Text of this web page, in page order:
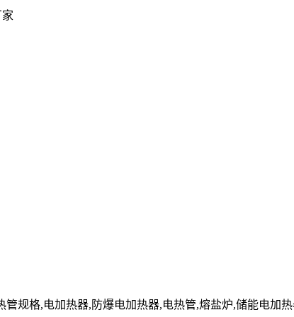
规格,电加热器,防爆电加热器,电热管,熔盐炉,储能电加